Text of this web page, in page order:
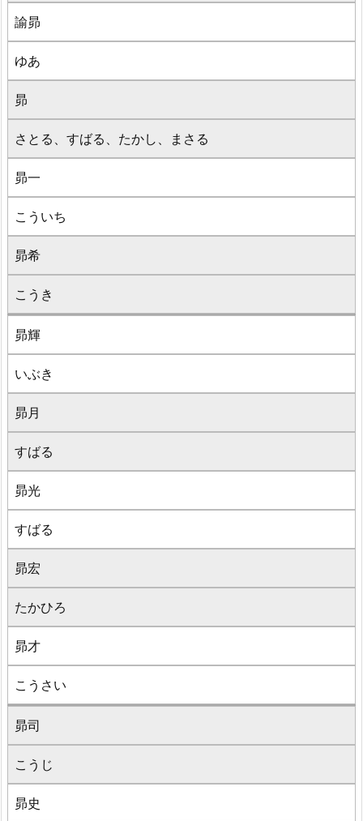
諭昴
ゆあ
昴
さとる、すばる、たかし、まさる
昴一
こういち
昴希
こうき
昴輝
いぶき
昴月
すばる
昴光
すばる
昴宏
たかひろ
昴才
こうさい
昴司
こうじ
昴史